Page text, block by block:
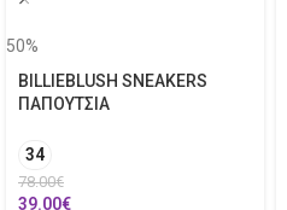
50%
BILLIEBLUSH SNEAKERS
ΠΑΠΟΥΤΣΙΑ
34
78.00€
39.00€